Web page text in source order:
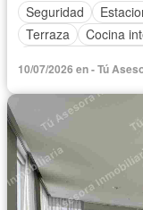
Seguridad
Terraza
Cocina
Zona infantil
Sala
Aire acondicionado
Calefacción
Vista panorámica
Caseta de vigilancia
Completamente
10/07/2026 en - Tú